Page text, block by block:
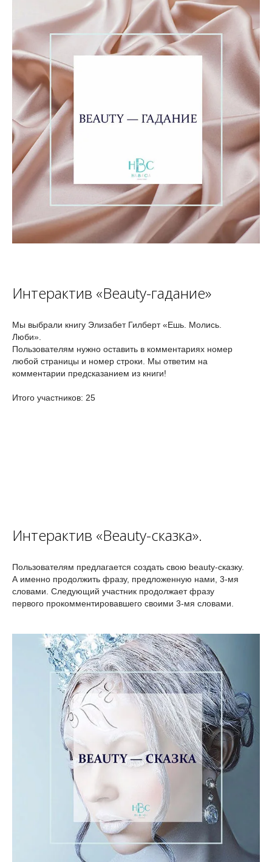
Интерактив «Beauty-гадание»
Мы выбрали книгу Элизабет Гилберт «Ешь. Молись.
Люби».
Пользователям нужно оставить в комментариях номер
любой страницы и номер строки. Мы ответим на
комментарии предсказанием из книги!
Итого участников: 25
Интерактив «Beauty-сказка».
Пользователям предлагается создать свою beauty-сказку.
А именно продолжить фразу, предложенную нами, 3-мя
словами. Следующий участник продолжает фразу
первого прокомментировавшего своими 3-мя словами.